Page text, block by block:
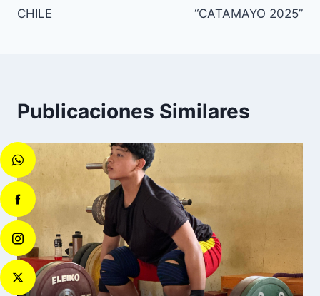
CHILE
“CATAMAYO 2025”
Publicaciones Similares